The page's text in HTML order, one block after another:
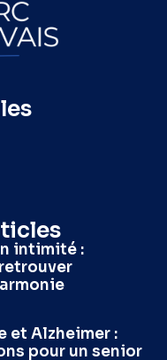
intimité :
et Alzheimer :
pour un senior